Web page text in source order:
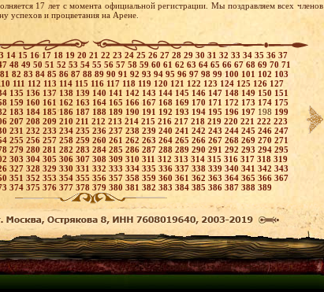
17 лет с момента официальной регистрации. Мы поздравляем всех членов
успехов и процветания на Арене.
14 15 16 17 18 19 20 21 22 23 24 25 26 27 28 29 30 31 32 33 34 35 36 37
48 49 50 51 52 53 54 55 56 57 58 5960 61 62 63 64 65 66 67 68 69 70 71
81 82 83 84 85 86 87 88 89 90 91 92 93 94 95 96 97 98 99 100 101 102 103
111 112 113 114 115 116 117 118 119 120 121 122 123 124 125 126 127
135 136 137 138 139 140 141 142 143 144 145 146 147 148 149 150 151
159 160 161 162 163 164 165 166 167 168 169 170 171 172 173 174 175
183 184 185186 187 188 189 190 191 192 193 194 195 196 197 198 199
207 208 209 210 211 212 213 214 215 216 217 218 219 220 221 222 223
231 232 233 234 235 236 237 238 239 240 241 242 243 244 245 246 247
255 256 257 258 259 260 261 262 263 264 265 266 267 268 269 270 271
279 280 281 282 283 284 285 286 287 288 289 290291 292 293 294 295
303 304 305 306 307 308 309 310 311 312 313 314 315 316 317 318 319
327 328 329 330 331 332 333 334 335 336 337 338 339 340 341 342 343
351 352 353 354 355 356 357 358 359 360 361 362 363 364 365 366 367
374 375 376 377 378 379 380 381 382 383 384 385 386 387 388 389